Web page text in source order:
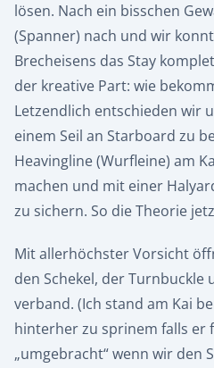
lösen. Nach ein bisschen
(Spanner) nach und wir
Brecheisens das Stay
der kreative Part: wie
Letzendlich entschieden wir
einem Seil an Starboard zu
Heavingline (Wurfleine) am
machen und mit einer
zu sichern. So die Theorie
Mit allerhöchster Vorsicht
den Schekel, der
verband. (Ich stand am Kai
hinterher zu sprinem falls er
„umgebracht“ wenn wir den